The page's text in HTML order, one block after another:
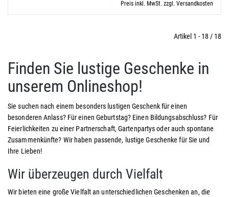
Preis inkl. MwSt. zzgl. Versandkosten
Artikel 1 - 18 / 18
Finden Sie lustige Geschenke in
unserem Onlineshop!
Sie suchen nach einem besonders lustigen Geschenk für einen
besonderen Anlass? Für einen Geburtstag? Einen Bildungsabschluss? Für
Feierlichkeiten zu einer Partnerschaft, Gartenpartys oder auch spontane
Zusammenkünfte? Wir haben passende, lustige Geschenke für Sie und
Ihre Lieben!
Wir überzeugen durch Vielfalt
Wir bieten eine große Vielfalt an unterschiedlichen Geschenken an, die